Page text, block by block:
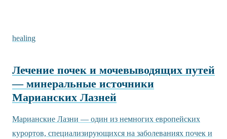
healing
Лечение почек и мочевыводящих путей
— минеральные источники
Марианских Лазней
Марианские Лазни — один из немногих европейских
курортов, специализирующихся на заболеваниях почек и